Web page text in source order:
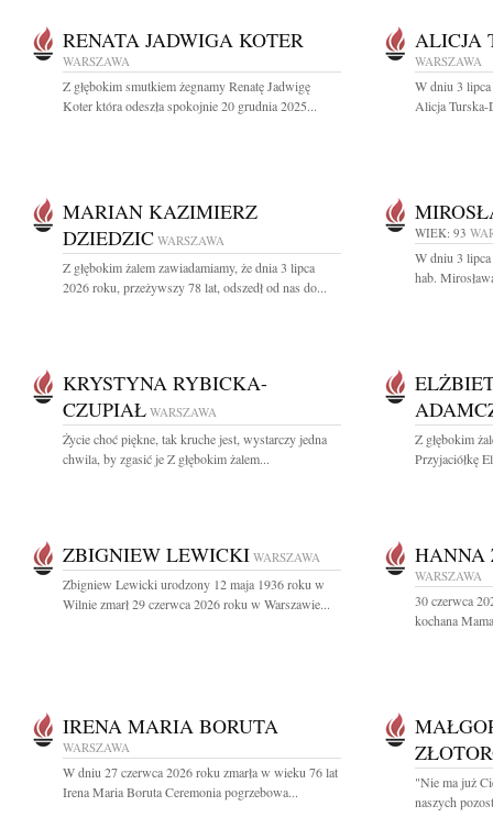
RENATA JADWIGA KOTER
WARSZAWA
Z głębokim smutkiem żegnamy Renatę Jadwigę
Koter która odeszła spokojnie 20 grudnia 2025...
ALICJA
WARSZAWA
W dniu 3
Alicja Turska-
MARIAN KAZIMIERZ
DZIEDZIC WARSZAWA
Z głębokim żalem zawiadamiamy, że dnia 3 lipca
2026 roku, przeżywszy 78 lat, odszedł od nas do...
WIEK: 93
W dniu 3
hab.
KRYSTYNA RYBICKA-
CZUPIAŁ WARSZAWA
Życie choć piękne, tak kruche jest, wystarczy jedna
chwila, by zgasić je Z głębokim żalem...
Z głębokim
Przyjaciółkę
ZBIGNIEW LEWICKI WARSZAWA
Zbigniew Lewicki urodzony 12 maja 1936 roku w
Wilnie zmarł 29 czerwca 2026 roku w Warszawie...
HANNA
WARSZAWA
30 czerwca
kochana
IRENA MARIA BORUTA
WARSZAWA
W dniu 27 czerwca 2026 roku zmarła w wieku 76 lat
Irena Maria Boruta Ceremonia pogrzebowa...
"Nie ma już
naszych